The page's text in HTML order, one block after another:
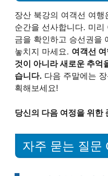
장산 북강의 여객선 여
순간을 선사합니다. 미
금을 확인하고 승선권을
놓치지 마세요. 여객선
것이 아니라 새로운 추억
습니다. 다음 주말에는
획해보세요!
당신의 다음 여정을 위한
자주 묻는 질문